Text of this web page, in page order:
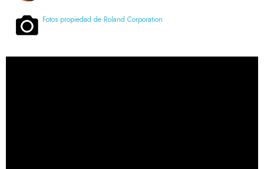
Fotos propiedad de Roland Corporation